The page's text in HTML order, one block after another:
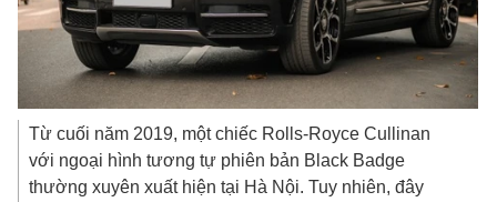
Từ cuối năm 2019, một chiếc Rolls-Royce Cullinan
với ngoại hình tương tự phiên bản Black Badge
thường xuyên xuất hiện tại Hà Nội. Tuy nhiên, đây